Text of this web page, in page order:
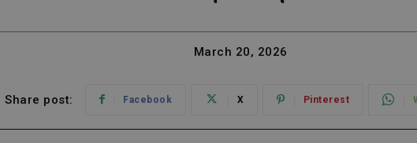
March 20, 2026
Share post: Facebook X Pinterest